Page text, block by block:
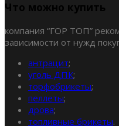
Что можно купить
компания “ГОР ТОП”
зависимости от нужд
антрацит;
уголь ДПК;
торфобрикеты;
пеллеты;
дрова;
топливные брикеты.